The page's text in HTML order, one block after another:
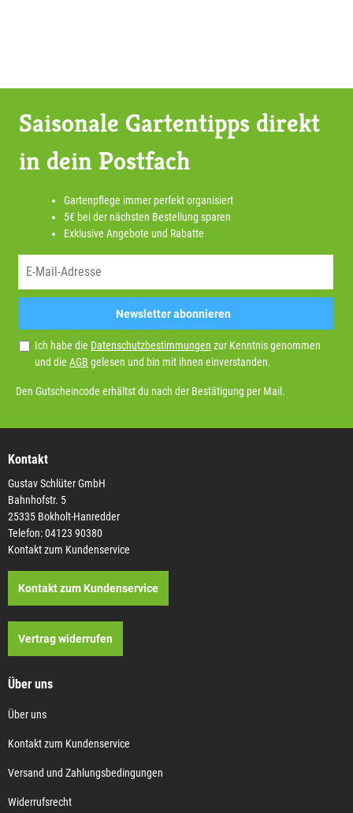
Saisonale Gartentipps direkt
in dein Postfach
Gartenpflege immer perfekt organisiert
5€ bei der nächsten Bestellung sparen
Exklusive Angebote und Rabatte
Newsletter abonnieren
Ich habe die Datenschutzbestimmungen zur Kenntnis genommen
und die AGB gelesen und bin mit ihnen einverstanden.
Den Gutscheincode erhältst du nach der Bestätigung per Mail.
Kontakt
Gustav Schlüter GmbH
Bahnhofstr. 5
25335 Bokholt-Hanredder
Telefon: 04123 90380
Kontakt zum Kundenservice
Kontakt zum Kundenservice
Vertrag widerrufen
Über uns
Über uns
Kontakt zum Kundenservice
Versand und Zahlungsbedingungen
Widerrufsrecht